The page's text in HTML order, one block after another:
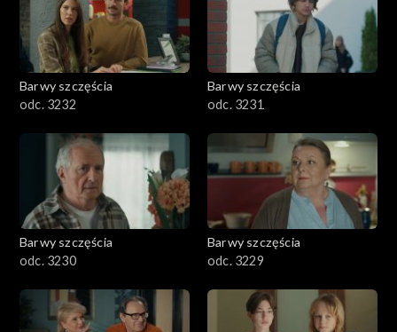
Barwy szczęścia
odc. 3232
Barwy szczęścia
odc. 3231
Barwy szczęścia
odc. 3230
Barwy szczęścia
odc. 3229